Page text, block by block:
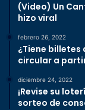
(Video) Un
hizo viral
febrero 26, 2022
¿Tiene billetes
circular a
diciembre 24, 2022
¡Revise su
sorteo de